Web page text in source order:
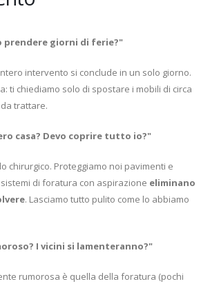
prendere giorni di ferie?"
intervento si conclude in un solo giorno.
ti chiediamo solo di spostare i mobili di circa
trattare.
casa? Devo coprire tutto io?"
chirurgico. Proteggiamo noi pavimenti e
di foratura con aspirazione eliminano
. Lasciamo tutto pulito come lo abbiamo
I vicini si lamenteranno?"
rumorosa è quella della foratura (pochi